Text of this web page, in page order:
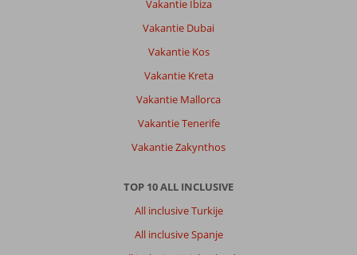
Vakantie Ibiza
Vakantie Dubai
Vakantie Kos
Vakantie Kreta
Vakantie Mallorca
Vakantie Tenerife
Vakantie Zakynthos
TOP 10 ALL INCLUSIVE
All inclusive Turkije
All inclusive Spanje